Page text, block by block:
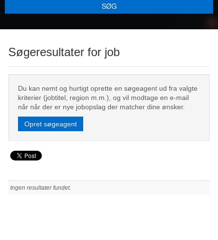
SØG
Søgeresultater for job
Du kan nemt og hurtigt oprette en søgeagent ud fra valgte
kriterier (jobtitel, region m.m.), og vil modtage en e-mail
når når der er nye jobopslag der matcher dine ønsker.
Opret søgeagent
Ingen resultater fundet.